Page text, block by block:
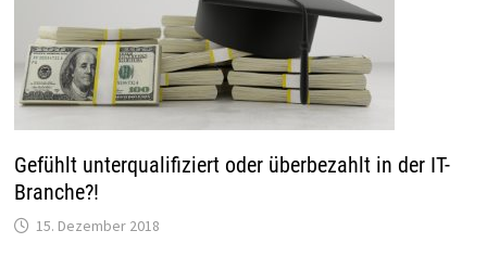
Gefühlt unterqualifiziert oder überbezahlt in der IT-
Branche?!
15. Dezember 2018